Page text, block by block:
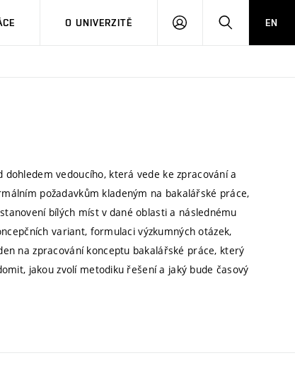
O UNIVERZITĚ
PŘIHLÁSIT HLEDATEN
vedoucího, která vede ke zpracování a
požadavkům kladeným na bakalářské práce,
bílých míst v dané oblasti a následnému
variant, formulaci výzkumných otázek,
na zpracování konceptu bakalářské práce, který
jakou zvolí metodiku řešení a jaký bude časový